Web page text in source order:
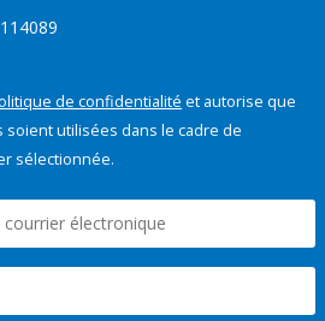
de confidentialité et autorise que
utilisées dans le cadre de
sélectionnée.